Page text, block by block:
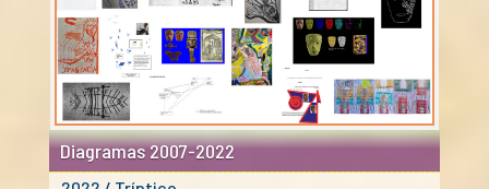
Diagramas 2007-2022